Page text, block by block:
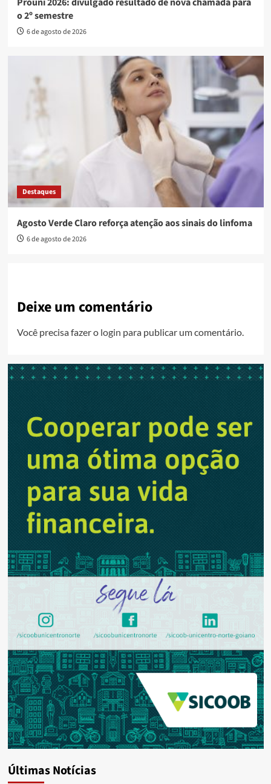
o 2º semestre
6 de agosto de 2026
Destaques
Agosto Verde Claro reforça atenção aos sinais do linfoma
6 de agosto de 2026
Deixe um comentário
Você precisa fazer o login para publicar um comentário.
Últimas Notícias